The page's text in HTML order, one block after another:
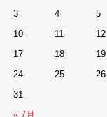
3
4 5
10
11 12
17
18 19
24
25 26
31
« 7月